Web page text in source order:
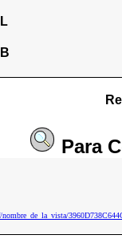
L
B
Para